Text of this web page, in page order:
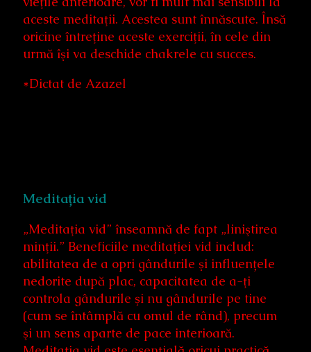
aceste meditaţii. Acestea sunt înnăscute. Însă
oricine întreţine aceste exerciţii, în cele din
urmă îşi va deschide chakrele cu succes.
*Dictat de Azazel
Meditația vid
„Meditaţia vid” înseamnă de fapt „liniştirea
minţii.” Beneficiile meditaţiei vid includ:
abilitatea de a opri gândurile şi influențele
nedorite după plac, capacitatea de a-ţi
controla gândurile şi nu gândurile pe tine
(cum se întâmplă cu omul de rând), precum
şi un sens aparte de pace interioară.